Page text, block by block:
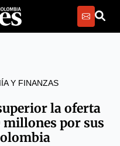
Y FINANZAS
la oferta
millones por sus